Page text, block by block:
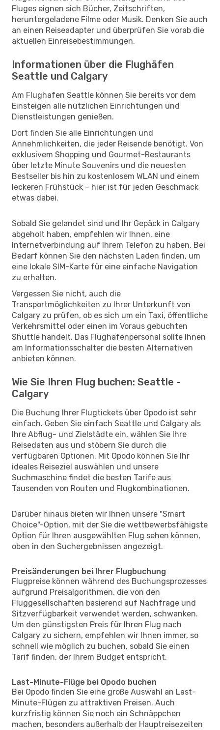
Fluges eignen sich Bücher, Zeitschriften,
heruntergeladene Filme oder Musik. Denken Sie auch
an einen Reiseadapter und überprüfen Sie vorab die
aktuellen Einreisebestimmungen.
Informationen über die Flughäfen
Seattle und Calgary
Am Flughafen Seattle können Sie bereits vor dem
Einsteigen alle nützlichen Einrichtungen und
Dienstleistungen genießen.
Dort finden Sie alle Einrichtungen und
Annehmlichkeiten, die jeder Reisende benötigt. Von
exklusivem Shopping und Gourmet-Restaurants
über letzte Minute Souvenirs und die neuesten
Bestseller bis hin zu kostenlosem WLAN und einem
leckeren Frühstück – hier ist für jeden Geschmack
etwas dabei.
Sobald Sie gelandet sind und Ihr Gepäck in Calgary
abgeholt haben, empfehlen wir Ihnen, eine
Internetverbindung auf Ihrem Telefon zu haben. Bei
Bedarf können Sie den nächsten Laden finden, um
eine lokale SIM-Karte für eine einfache Navigation
zu erhalten.
Vergessen Sie nicht, auch die
Transportmöglichkeiten zu Ihrer Unterkunft von
Calgary zu prüfen, ob es sich um ein Taxi, öffentliche
Verkehrsmittel oder einen im Voraus gebuchten
Shuttle handelt. Das Flughafenpersonal sollte Ihnen
am Informationsschalter die besten Alternativen
anbieten können.
Wie Sie Ihren Flug buchen: Seattle -
Calgary
Die Buchung Ihrer Flugtickets über Opodo ist sehr
einfach. Geben Sie einfach Seattle und Calgary als
Ihre Abflug- und Zielstädte ein, wählen Sie Ihre
Reisedaten aus und stöbern Sie durch die
verfügbaren Optionen. Mit Opodo können Sie Ihr
ideales Reiseziel auswählen und unsere
Suchmaschine findet die besten Tarife aus
Tausenden von Routen und Flugkombinationen.
Darüber hinaus bieten wir Ihnen unsere "Smart
Choice"-Option, mit der Sie die wettbewerbsfähigste
Option für Ihren ausgewählten Flug sehen können,
oben in den Suchergebnissen angezeigt.
Preisänderungen bei Ihrer Flugbuchung
Flugpreise können während des Buchungsprozesses
aufgrund Preisalgorithmen, die von den
Fluggesellschaften basierend auf Nachfrage und
Sitzverfügbarkeit verwendet werden, schwanken.
Um den günstigsten Preis für Ihren Flug nach
Calgary zu sichern, empfehlen wir Ihnen immer, so
schnell wie möglich zu buchen, sobald Sie einen
Tarif finden, der Ihrem Budget entspricht.
Last-Minute-Flüge bei Opodo buchen
Bei Opodo finden Sie eine große Auswahl an Last-
Minute-Flügen zu attraktiven Preisen. Auch
kurzfristig können Sie noch ein Schnäppchen
machen, besonders außerhalb der Hauptreisezeiten